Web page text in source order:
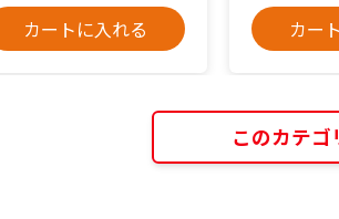
カートに入れる
カー
このカテゴ